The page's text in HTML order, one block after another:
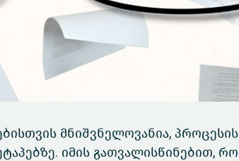
მნიშვნელოვანია, პროცესის
იმის გათვალისწინებით,